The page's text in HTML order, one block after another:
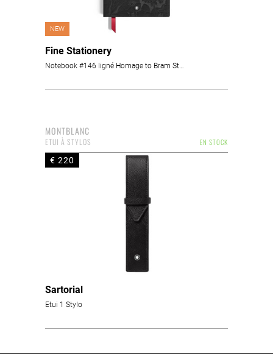
NEW
Fine Stationery
Notebook #146 ligné Homage to Bram Stoker
MONTBLANC
EN STOCK
ETUI À STYLOS
€ 220
Sartorial
Etui 1 Stylo